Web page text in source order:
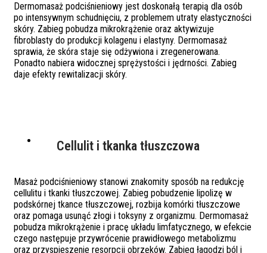
Dermomasaż podciśnieniowy jest doskonałą terapią dla osób
po intensywnym schudnięciu, z problemem utraty elastyczności
skóry. Zabieg pobudza mikrokrążenie oraz aktywizuje
fibroblasty do produkcji kolagenu i elastyny. Dermomasaż
sprawia, że skóra staje się odżywiona i zregenerowana.
Ponadto nabiera widocznej sprężystości i jędrności. Zabieg
daje efekty rewitalizacji skóry.
Cellulit i tkanka tłuszczowa
Masaż podciśnieniowy stanowi znakomity sposób na redukcję
cellulitu i tkanki tłuszczowej. Zabieg pobudzenie lipolizę w
podskórnej tkance tłuszczowej, rozbija komórki tłuszczowe
oraz pomaga usunąć złogi i toksyny z organizmu. Dermomasaż
pobudza mikrokrążenie i pracę układu limfatycznego, w efekcie
czego następuje przywrócenie prawidłowego metabolizmu
oraz przyspieszenie resorpcji obrzęków. Zabieg łagodzi ból i